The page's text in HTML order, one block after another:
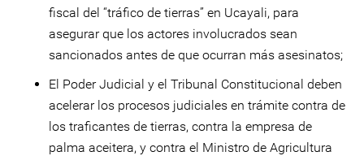
fiscal del “tráfico de tierras” en Ucayali, para
asegurar que los actores involucrados sean
sancionados antes de que ocurran más asesinatos;
El Poder Judicial y el Tribunal Constitucional deben
acelerar los procesos judiciales en trámite contra de
los traficantes de tierras, contra la empresa de
palma aceitera, y contra el Ministro de Agricultura